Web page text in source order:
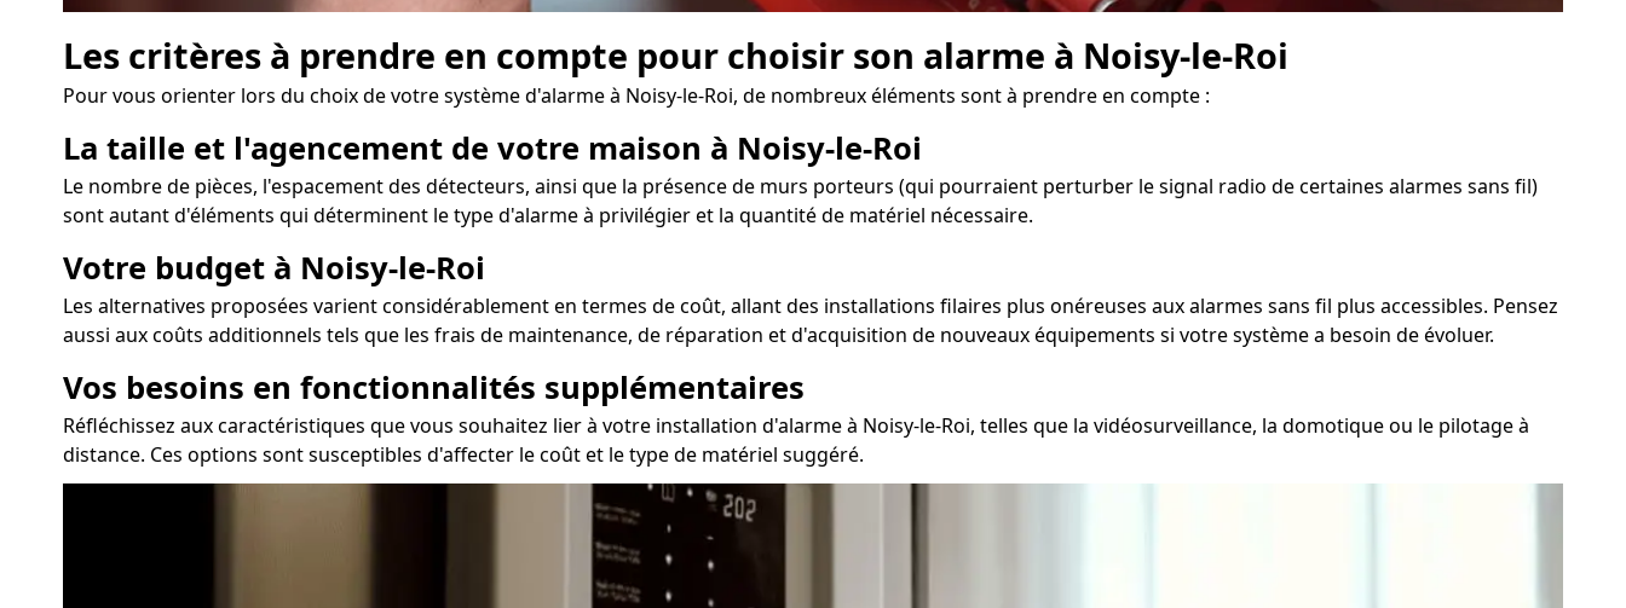
Les critères à prendre en compte pour choisir son alarme à Noisy-le-Roi
Pour vous orienter lors du choix de votre système d'alarme à Noisy-le-Roi, de nombreux éléments sont à prendre en compte :
La taille et l'agencement de votre maison à Noisy-le-Roi
Le nombre de pièces, l'espacement des détecteurs, ainsi que la présence de murs porteurs (qui pourraient perturber le signal radio de certaines alarmes sans fil)
sont autant d'éléments qui déterminent le type d'alarme à privilégier et la quantité de matériel nécessaire.
Votre budget à Noisy-le-Roi
Les alternatives proposées varient considérablement en termes de coût, allant des installations filaires plus onéreuses aux alarmes sans fil plus accessibles. Pensez
aussi aux coûts additionnels tels que les frais de maintenance, de réparation et d'acquisition de nouveaux équipements si votre système a besoin de évoluer.
Vos besoins en fonctionnalités supplémentaires
Réfléchissez aux caractéristiques que vous souhaitez lier à votre installation d'alarme à Noisy-le-Roi, telles que la vidéosurveillance, la domotique ou le pilotage à
distance. Ces options sont susceptibles d'affecter le coût et le type de matériel suggéré.